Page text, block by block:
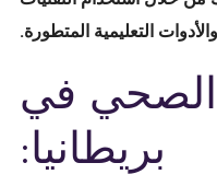
التعليمية المتطورة.
الصحي في
بريطانيا: